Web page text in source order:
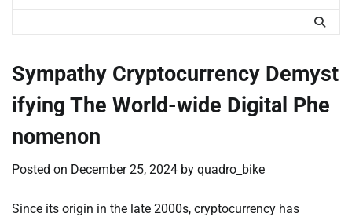
Sympathy Cryptocurrency Demyst
ifying The World-wide Digital Phe
nomenon
Posted on December 25, 2024 by quadro_bike
Since its origin in the late 2000s, cryptocurrency has